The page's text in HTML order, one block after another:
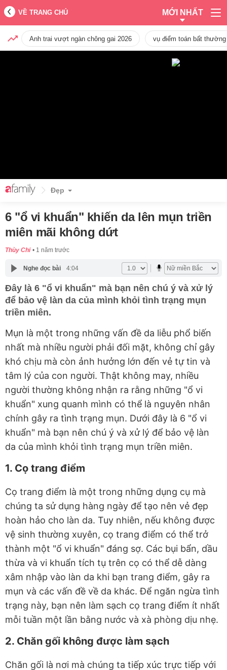
VỀ TRANG CHỦ MỚI NHẤT
Anh trai vượt ngàn chông gai 2026 vụ điểm toán bất
Đẹp
6 "ổ vi khuẩn" khiến da lên mụn triền
miên mãi không dứt
Thùy Chi 1 năm trước
Nghe đọc bài 4:04
Đây là 6 "ổ vi khuẩn" mà bạn nên chú ý và xử lý
để bảo vệ làn da của mình khỏi tình trạng mụn
triền miên.
Mụn là một trong những vấn đề da liễu phổ biến
nhất mà nhiều người phải đối mặt, không chỉ gây
khó chịu mà còn ảnh hưởng lớn đến vẻ tự tin và
tâm lý của con người. Thật không may, nhiều
người thường không nhận ra rằng những "ổ vi
khuẩn" xung quanh mình có thể là nguyên nhân
chính gây ra tình trạng mụn. Dưới đây là 6 "ổ vi
khuẩn" mà bạn nên chú ý và xử lý để bảo vệ làn
da của mình khỏi tình trạng mụn triền miên.
1. Cọ trang điểm
Cọ trang điểm là một trong những dụng cụ mà
chúng ta sử dụng hàng ngày để tạo nên vẻ đẹp
hoàn hảo cho làn da. Tuy nhiên, nếu không được
vệ sinh thường xuyên, cọ trang điểm có thể trở
thành một "ổ vi khuẩn" đáng sợ. Các bụi bẩn, dầu
thừa và vi khuẩn tích tụ trên cọ có thể dễ dàng
xâm nhập vào làn da khi bạn trang điểm, gây ra
mụn và các vấn đề về da khác. Để ngăn ngừa tình
trạng này, bạn nên làm sạch cọ trang điểm ít nhất
mỗi tuần một lần bằng nước và xà phòng dịu nhẹ.
2. Chăn gối không được làm sạch
Chăn gối là nơi mà chúng ta tiếp xúc trực tiếp với